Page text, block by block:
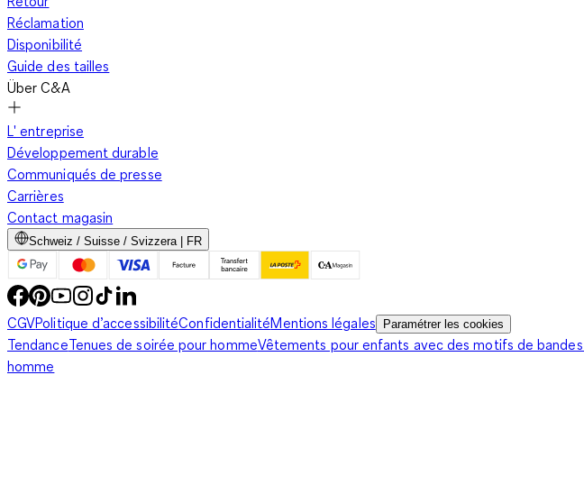
Réclamation
Disponibilité
Guide des tailles
Über C&A
L' entreprise
Développement durable
Communiqués de presse
Carrières
Contact magasin
Schweiz / Suisse / Svizzera | FR
CGVPolitique d’accessibilitéConfidentialitéMentions légales Paramétrer les cookies
TendanceTenues de soirée pour hommeVêtements pour enfants avec des motifs de
homme